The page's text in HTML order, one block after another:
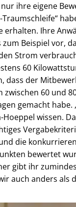
ihre eigene
erhalten. Ihre
Beispiel vor,
Strom
60
dass der
zwischen 60 und
gemacht habe.
wissen.
die
bewertet
gibt ihr
auch anders als